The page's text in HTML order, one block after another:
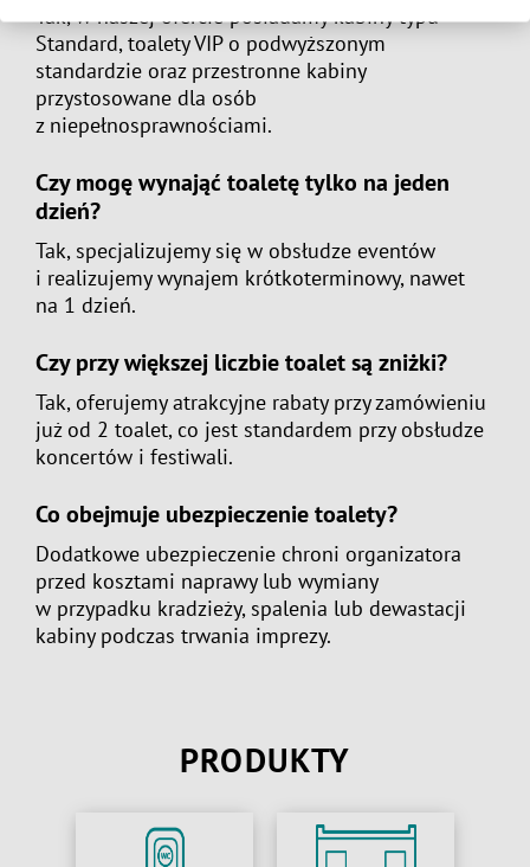
Tak, w naszej ofercie posiadamy kabiny typu
Standard, toalety VIP o podwyższonym
standardzie oraz przestronne kabiny
przystosowane dla osób
z niepełnosprawnościami.
Czy mogę wynająć toaletę tylko na jeden
dzień?
Tak, specjalizujemy się w obsłudze eventów
i realizujemy wynajem krótkoterminowy, nawet
na 1 dzień.
Czy przy większej liczbie toalet są zniżki?
Tak, oferujemy atrakcyjne rabaty przy zamówieniu
już od 2 toalet, co jest standardem przy obsłudze
koncertów i festiwali.
Co obejmuje ubezpieczenie toalety?
Dodatkowe ubezpieczenie chroni organizatora
przed kosztami naprawy lub wymiany
w przypadku kradzieży, spalenia lub dewastacji
kabiny podczas trwania imprezy.
PRODUKTY